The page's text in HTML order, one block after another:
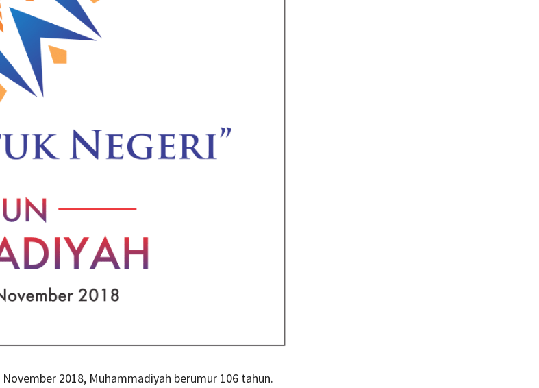
2018, Muhammadiyah berumur 106 tahun.